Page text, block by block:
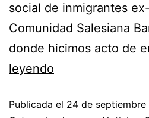
social de inmigrantes
Comunidad Salesiana
donde hicimos acto de
leyendo
Publicada el 24 de septiembre